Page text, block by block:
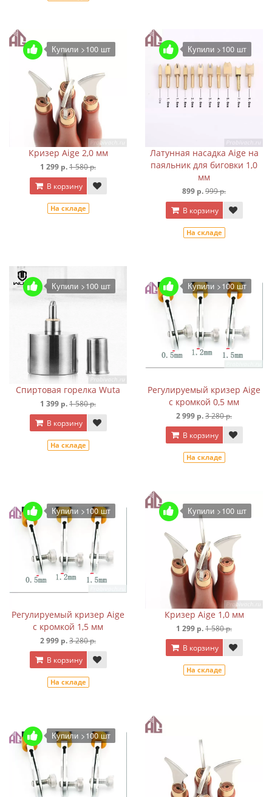
Купили >100 шт
Кризер Aige 2,0 мм
1 299 р.1 580 р.
В корзину
На складе
Купили >100 шт
Латунная насадка Aige на
паяльник для биговки 1,0
мм
899 р.999 р.
В корзину
На складе
Купили >100 шт
Спиртовая горелка Wuta
1 399 р.1 580 р.
В корзину
На складе
Купили >100 шт
Регулируемый кризер Aige
с кромкой 0,5 мм
2 999 р.3 280 р.
В корзину
На складе
Купили >100 шт
Регулируемый кризер Aige
с кромкой 1,5 мм
2 999 р.3 280 р.
В корзину
На складе
Купили >100 шт
Кризер Aige 1,0 мм
1 299 р.1 580 р.
В корзину
На складе
Купили >100 шт